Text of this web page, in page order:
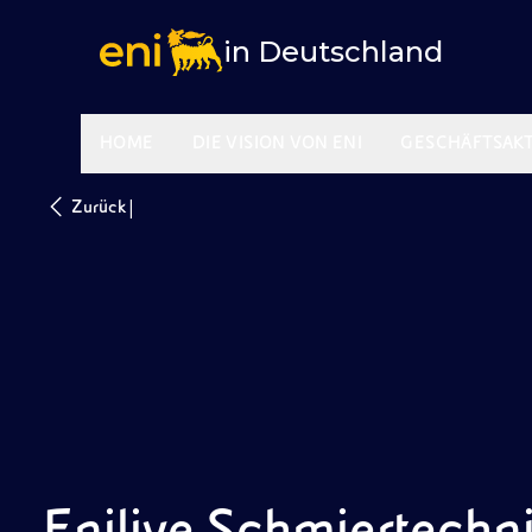
in Deutschland
Zurück|